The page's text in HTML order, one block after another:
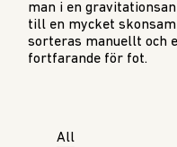
man i en
till en mycket
sorteras manuellt och
fortfarande för fot.
All